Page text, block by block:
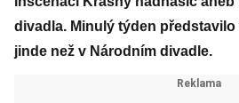
divadla. Minulý týden
jinde než v Národním divadle.